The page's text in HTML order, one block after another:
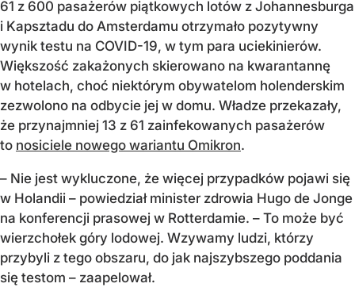
61 z 600 pasażerów piątkowych lotów z Johannesburga
i Kapsztadu do Amsterdamu otrzymało pozytywny
wynik testu na COVID-19, w tym para uciekinierów.
Większość zakażonych skierowano na kwarantannę
w hotelach, choć niektórym obywatelom holenderskim
zezwolono na odbycie jej w domu. Władze przekazały,
że przynajmniej 13 z 61 zainfekowanych pasażerów
to nosiciele nowego wariantu Omikron.
– Nie jest wykluczone, że więcej przypadków pojawi się
w Holandii – powiedział minister zdrowia Hugo de Jonge
na konferencji prasowej w Rotterdamie. – To może być
wierzchołek góry lodowej. Wzywamy ludzi, którzy
przybyli z tego obszaru, do jak najszybszego poddania
się testom – zaapelował.